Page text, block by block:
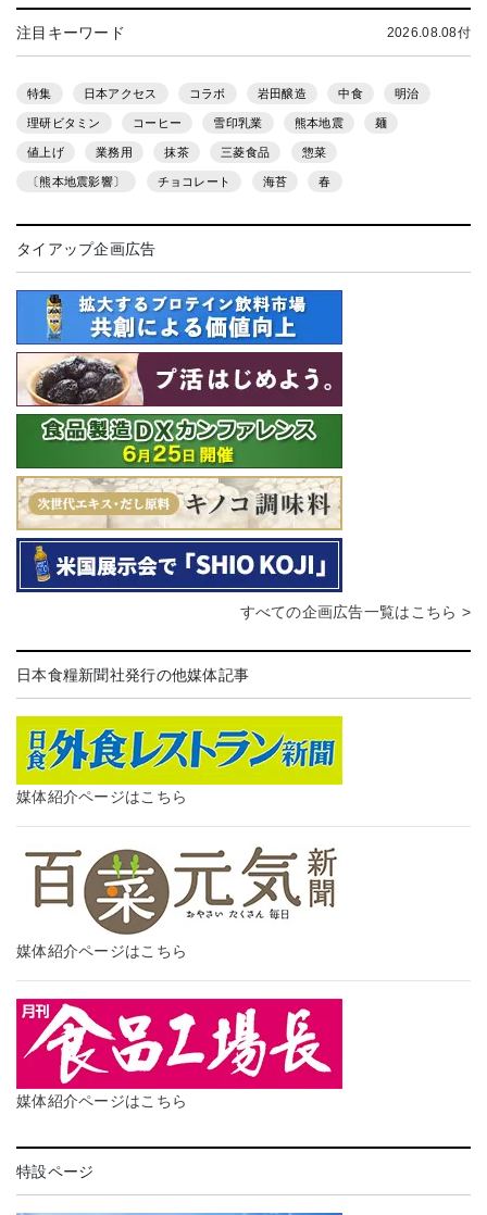
注目キーワード 2026.08.08付
特集 日本アクセス コラボ 岩田醸造 中食 明治
理研ビタミン コーヒー 雪印乳業 熊本地震 麺
値上げ 業務用 抹茶 三菱食品 惣菜
〔熊本地震影響〕 チョコレート 海苔 春
タイアップ企画広告
すべての企画広告一覧はこちら >
日本食糧新聞社発行の他媒体記事
媒体紹介ページはこちら
媒体紹介ページはこちら
媒体紹介ページはこちら
特設ページ